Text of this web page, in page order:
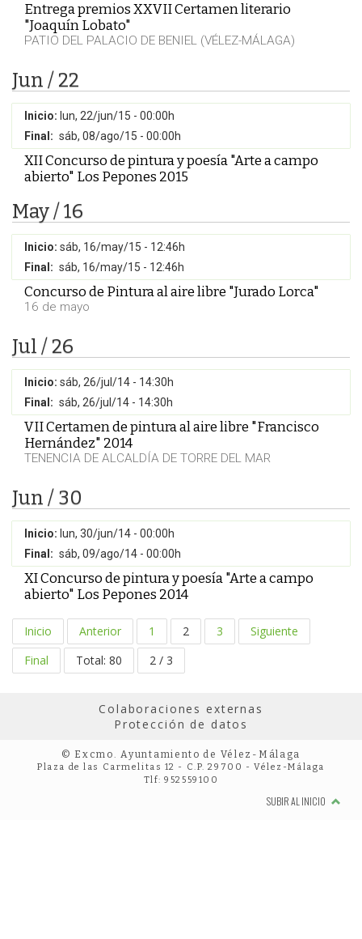
Entrega premios XXVII Certamen literario
"Joaquín Lobato"
PATIO DEL PALACIO DE BENIEL (VÉLEZ-MÁLAGA)
Jun / 22
Inicio: lun, 22/jun/15 - 00:00h
Final: sáb, 08/ago/15 - 00:00h
XII Concurso de pintura y poesía "Arte a campo
abierto" Los Pepones 2015
May / 16
Inicio: sáb, 16/may/15 - 12:46h
Final: sáb, 16/may/15 - 12:46h
Concurso de Pintura al aire libre "Jurado Lorca"
16 de mayo
Jul / 26
Inicio: sáb, 26/jul/14 - 14:30h
Final: sáb, 26/jul/14 - 14:30h
VII Certamen de pintura al aire libre "Francisco
Hernández" 2014
TENENCIA DE ALCALDÍA DE TORRE DEL MAR
Jun / 30
Inicio: lun, 30/jun/14 - 00:00h
Final: sáb, 09/ago/14 - 00:00h
XI Concurso de pintura y poesía "Arte a campo
abierto" Los Pepones 2014
Inicio Anterior 1 2 3
Siguiente
Final
Total: 80 2 / 3
Colaboraciones externas
Protección de datos
© Excmo. Ayuntamiento de Vélez-Málaga
Plaza de las Carmelitas 12 - C.P. 29700 - Vélez-Málaga
Tlf: 952559100
SUBIR AL INICIO